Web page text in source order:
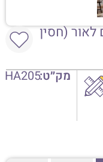
100% אטום לאור (חסין
מק״ט:HA205